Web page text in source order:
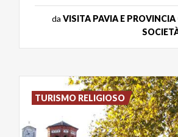
da VISITA PAVIA E
TURISMO RELIGIOSO